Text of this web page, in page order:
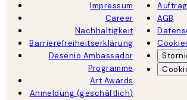
Impressum
Career
Nachhaltigkeit
Barrierefreiheitserklärung
Desenio Ambassador
Programme
Art Awards
Anmeldung (geschäftlich)
AGB